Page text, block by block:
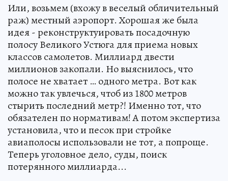
Или, возьмем (вхожу в веселый обличительный
раж) местный аэропорт. Хорошая же была
идея - реконструктуировать посадочную
полосу Великого Устюга для приема новых
классов самолетов. Миллиард двести
миллионов закопали. Но выяснилось, что
полосе не хватает … одного метра. Вот как
можно так увлечься, чтоб из 1800 метров
стырить последний метр?! Именно тот, что
обязателен по нормативам! А потом экспертиза
установила, что и песок при стройке
авиаполосы использовали не тот, а попроще.
Теперь уголовное дело, суды, поиск
потерянного миллиарда...